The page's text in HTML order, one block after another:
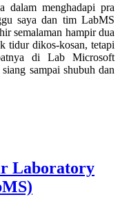
dalam menghadapi pra
saya dan tim LabMS
semalaman hampir dua
tidur dikos-kosan, tetapi
di Lab Microsoft
sampai shubuh dan
Laboratory